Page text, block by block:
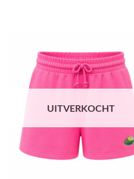
UITVERKOCHT